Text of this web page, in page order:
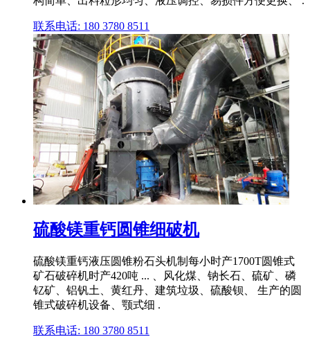
联系电话: 180 3780 8511
硫酸镁重钙圆锥细破机
硫酸镁重钙液压圆锥粉石头机制每小时产1700T圆锥式
矿石破碎机时产420吨 ... 、风化煤、钠长石、硫矿、磷
钇矿、铝钒土、黄红丹、建筑垃圾、硫酸钡、 生产的圆
锥式破碎机设备、颚式细 .
联系电话: 180 3780 8511